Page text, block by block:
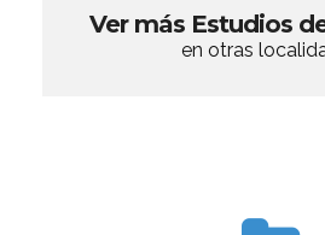
Ver más Estudios
en otras